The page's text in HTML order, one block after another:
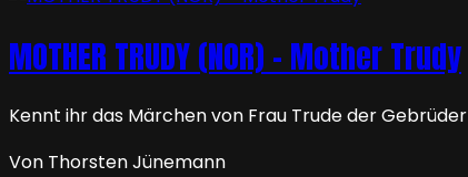
MOTHER TRUDY (NOR) – Mother Trudy
Kennt ihr das Märchen von Frau Trude der
Von Thorsten Jünemann